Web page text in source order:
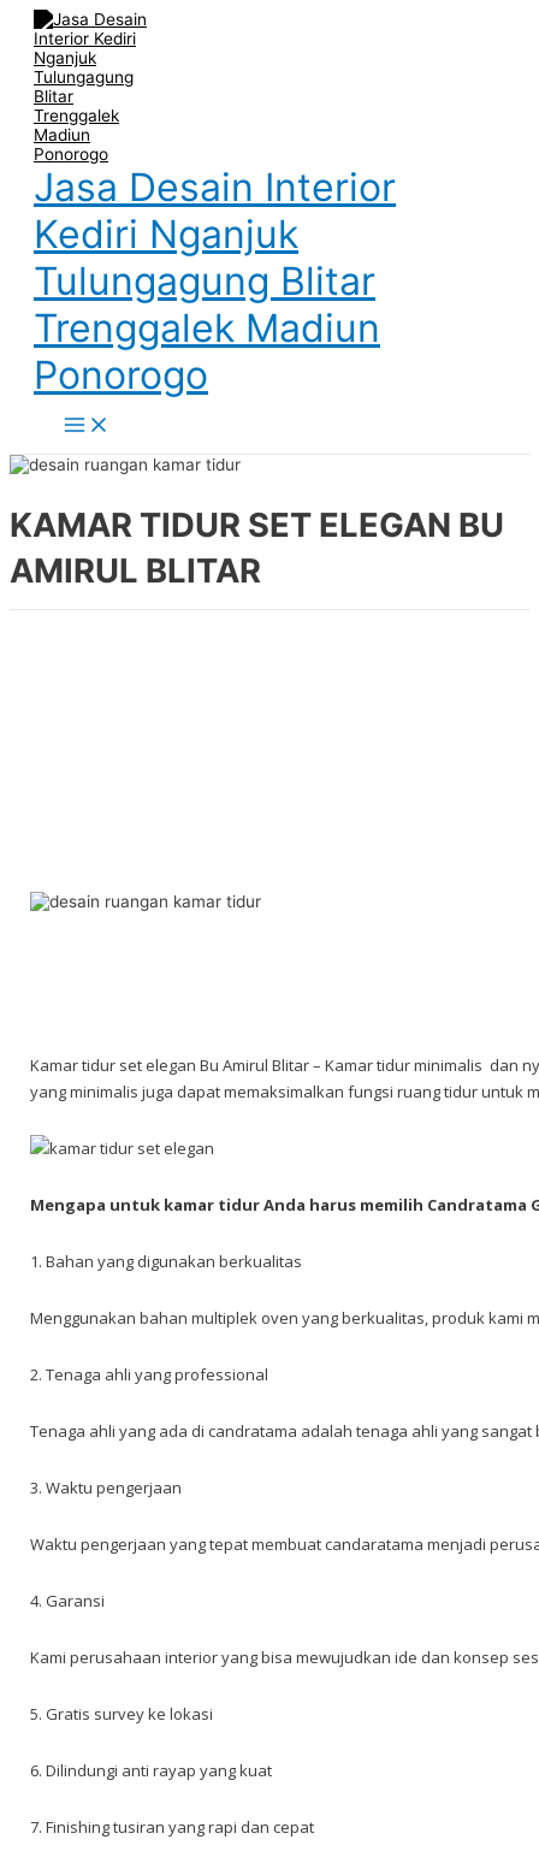
Skip
content
Jasa Desain Interior
Kediri Nganjuk
Tulungagung Blitar
Trenggalek Madiun
Ponorogo
Menu
KAMAR TIDUR SET ELEGAN BU
AMIRUL BLITAR
Kamar tidur set elegan Bu Amirul Blitar – Kamar tidur minimalis
yang minimalis juga dapat memaksimalkan fungsi ruang tidur untuk
Mengapa untuk kamar tidur Anda harus memilih Candratama
1. Bahan yang digunakan berkualitas
Menggunakan bahan multiplek oven yang berkualitas, produk kami
2. Tenaga ahli yang professional
Tenaga ahli yang ada di candratama adalah tenaga ahli yang
3. Waktu pengerjaan
Waktu pengerjaan yang tepat membuat candaratama menjadi
4. Garansi
Kami perusahaan interior yang bisa mewujudkan ide dan konsep
5. Gratis survey ke lokasi
6. Dilindungi anti rayap yang kuat
7. Finishing tusiran yang rapi dan cepat
Post
navigation
Name
Email
Website